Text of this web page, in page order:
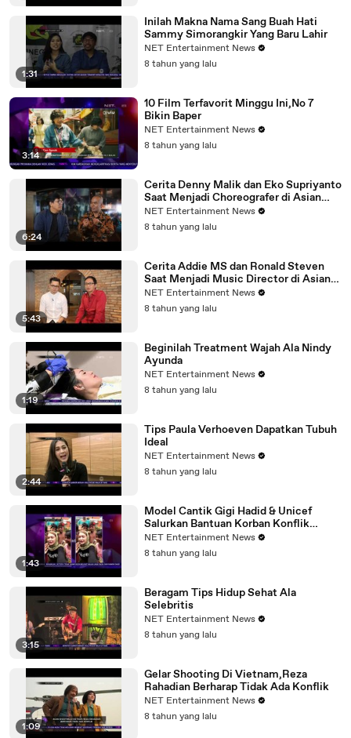
1:31
Inilah Makna Nama Sang Buah Hati
Sammy Simorangkir Yang Baru Lahir
NET Entertainment News
8 tahun yang lalu
3:14
10 Film Terfavorit Minggu Ini,No 7
Bikin Baper
NET Entertainment News
8 tahun yang lalu
6:24
Cerita Denny Malik dan Eko Supriyanto
Saat Menjadi Choreografer di Asian
Games 2018
NET Entertainment News
8 tahun yang lalu
5:43
Cerita Addie MS dan Ronald Steven
Saat Menjadi Music Director di Asian
Games 2018
NET Entertainment News
8 tahun yang lalu
1:19
Beginilah Treatment Wajah Ala Nindy
Ayunda
NET Entertainment News
8 tahun yang lalu
2:44
Tips Paula Verhoeven Dapatkan Tubuh
Ideal
NET Entertainment News
8 tahun yang lalu
1:43
Model Cantik Gigi Hadid & Unicef
Salurkan Bantuan Korban Konflik
Rohingya
NET Entertainment News
8 tahun yang lalu
3:15
Beragam Tips Hidup Sehat Ala
Selebritis
NET Entertainment News
8 tahun yang lalu
1:09
Gelar Shooting Di Vietnam,Reza
Rahadian Berharap Tidak Ada Konflik
NET Entertainment News
8 tahun yang lalu